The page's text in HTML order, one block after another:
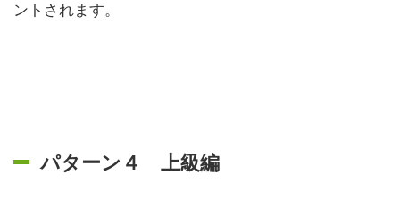
ントされます。
パターン４ 上級編